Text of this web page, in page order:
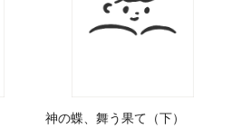
神の蝶、舞う果て（下）